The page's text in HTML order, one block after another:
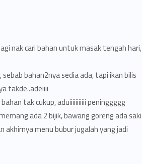
nak cari bahan untuk masak tengah hari,
bahan2nya sedia ada, tapi ikan bilis
takde..adeiiii..
tak cukup, aduiiiiiiiiiii peninggggg!
ada 2 bijik, bawang goreng ada saki
akhirnya menu bubur jugalah yang jadi